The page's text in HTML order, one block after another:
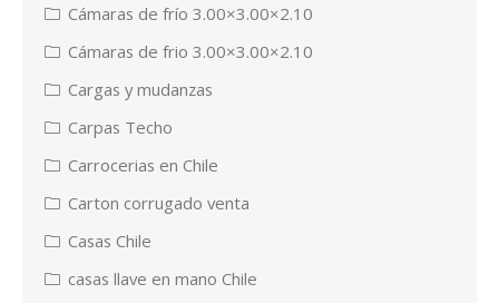
Cámaras de frío 3.00×3.00×2.10
Cámaras de frio 3.00×3.00×2.10
Cargas y mudanzas
Carpas Techo
Carrocerias en Chile
Carton corrugado venta
Casas Chile
casas llave en mano Chile